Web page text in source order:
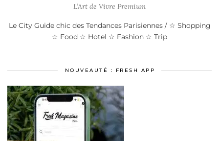
L’Art de Vivre Premium
Le City Guide chic des Tendances Parisiennes / ☆ Shopping
☆ Food ☆ Hotel ☆ Fashion ☆ Trip
NOUVEAUTÉ : FRESH APP